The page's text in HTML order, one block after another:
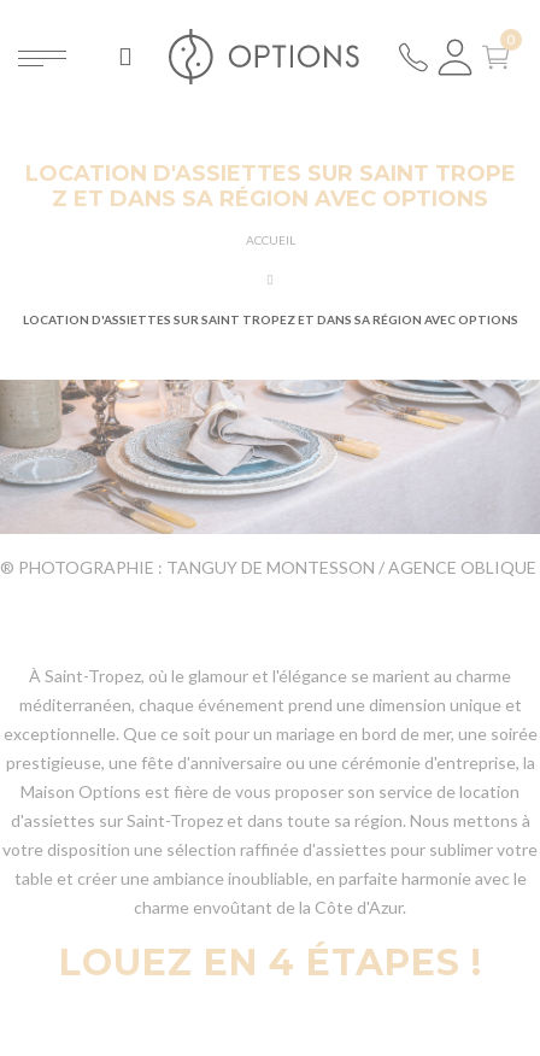
LOCATION D'ASSIETTES SUR SAINT TROPE
Z ET DANS SA RÉGION AVEC OPTIONS
ACCUEIL
LOCATION D'ASSIETTES SUR SAINT TROPEZ ET DANS SA RÉGION AVEC OPTIONS
® PHOTOGRAPHIE : TANGUY DE MONTESSON / AGENCE OBLIQUE
À Saint-Tropez, où le glamour et l'élégance se marient au charme
méditerranéen, chaque événement prend une dimension unique et
exceptionnelle. Que ce soit pour un mariage en bord de mer, une soirée
prestigieuse, une fête d'anniversaire ou une cérémonie d'entreprise, la
Maison Options est fière de vous proposer son service de location
d'assiettes sur Saint-Tropez et dans toute sa région. Nous mettons à
votre disposition une sélection raffinée d'assiettes pour sublimer votre
table et créer une ambiance inoubliable, en parfaite harmonie avec le
charme envoûtant de la Côte d'Azur.
LOUEZ EN 4 ÉTAPES !